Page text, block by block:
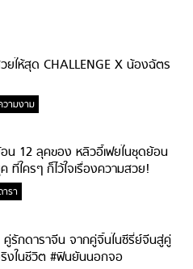
ยให้สุด CHALLENGE X น้องฉัตร
วามงาม
น 12 ลุคของ หลิวอี้เฟยในชุดย้อน
ที่ใครๆ ก็ไว้ใจเรื่องความสวย!
ารา
คู่รักดาราจีน จากคู่จิ้นในซีรี่ย์จีนสู่คู่
งในชีวิต #ฟินยันนอกจอ